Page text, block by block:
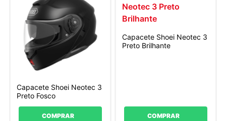
Capacete Shoei Neotec 3
Preto Fosco
COMPRAR
Capacete Shoei Neotec 3
Preto Brilhante
COMPRAR